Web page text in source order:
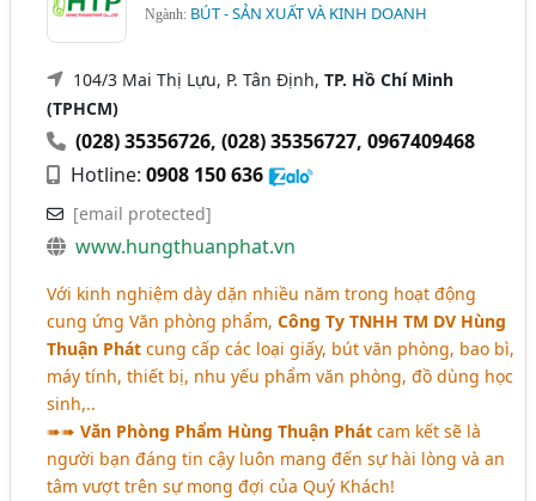
Ngành: BÚT - SẢN XUẤT VÀ KINH DOANH
104/3 Mai Thị Lựu, P. Tân Định,TP. Hồ Chí Minh
(TPHCM)
(028) 35356726,(028) 35356727,0967409468
Hotline:0908 150 636
[email protected]
www.hungthuanphat.vn
Với kinh nghiệm dày dặn nhiều năm trong hoạt động
cung ứng Văn phòng phẩm,Công Ty TNHH TM DV Hùng
Thuận Phát cung cấp các loại giấy, bút văn phòng, bao bì,
máy tính, thiết bị, nhu yếu phẩm văn phòng, đồ dùng học
sinh,..
➠➠Văn Phòng Phẩm Hùng Thuận Phát cam kết sẽ là
người bạn đáng tin cậy luôn mang đến sự hài lòng và an
tâm vượt trên sự mong đợi của Quý Khách!